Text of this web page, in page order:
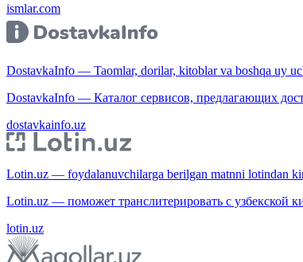
ismlar.com
DostavkaInfo — Taomlar, dorilar, kitoblar va boshqa uy
DostavkaInfo — Каталог сервисов, предлагающих
dostavkainfo.uz
Lotin.uz — foydalanuvchilarga berilgan matnni lotindan
Lotin.uz — поможет транслитерировать с узбекской
lotin.uz